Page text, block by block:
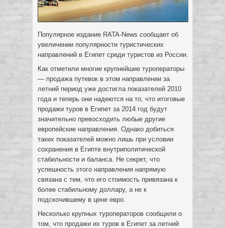
Популярное издание RATA-News сообщает об
увеличении популярности туристических
направлений в Египет среди туристов из России.
Как отметили многие крупнейшие туроператоры
— продажа путевок в этом направлении за
летний период уже достигла показателей 2010
года и теперь они надеются на то, что итоговые
продажи туров в Египет за 2014 год будут
значительно превосходить любые другие
европейские направления. Однако добиться
таких показателей можно лишь при условии
сохранения в Египте внутриполитической
стабильности и баланса. Не секрет, что
успешность этого направления напрямую
связана с тем, что его стоимость привязана к
более стабильному доллару, а не к
подскочившему в цене евро.
Несколько крупных туроператоров сообщили о
том, что продажи их туров в Египет за летний